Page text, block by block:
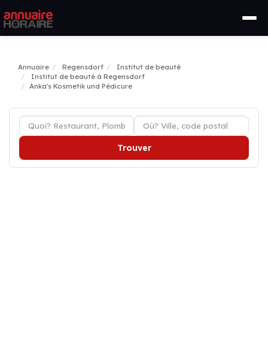
Annuaire Regensdorf
Institut de beauté
Institut de beauté à Regensdorf
Anka's Kosmetik und Pédicure
Trouver